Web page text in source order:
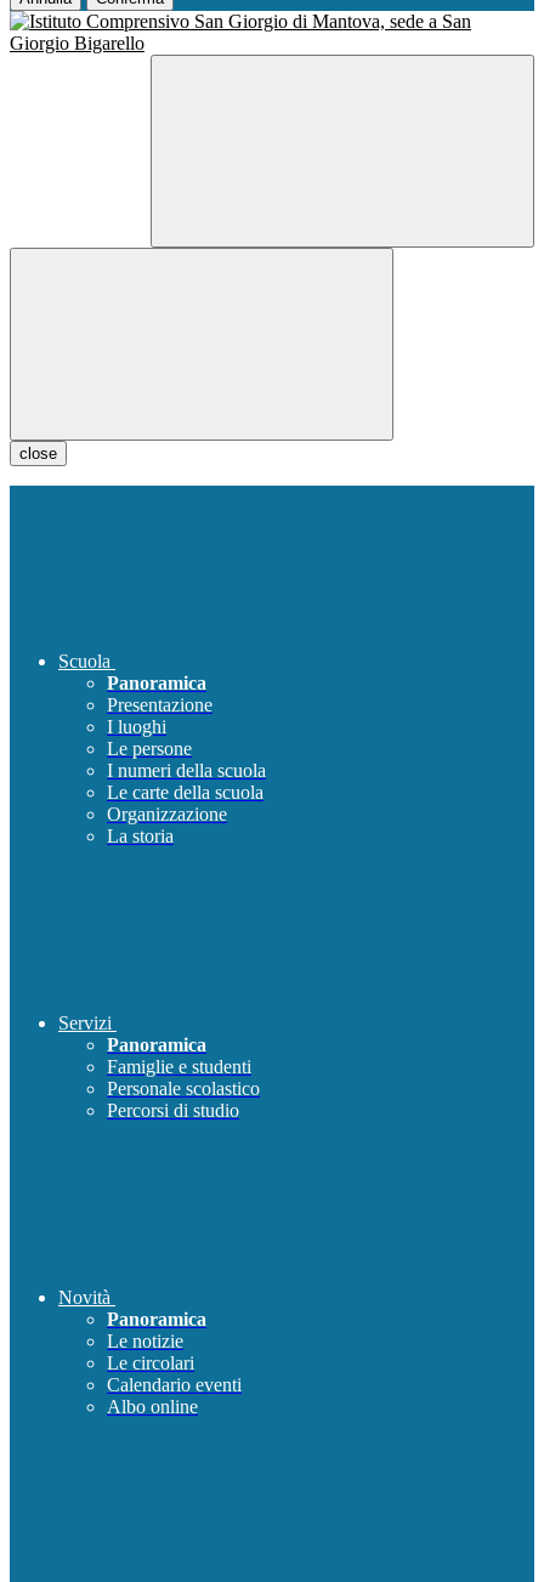
close
Scuola
Panoramica
Presentazione
I luoghi
Le persone
I numeri della scuola
Le carte della scuola
Organizzazione
La storia
Servizi
Panoramica
Famiglie e studenti
Personale scolastico
Percorsi di studio
Novità
Panoramica
Le notizie
Le circolari
Calendario eventi
Albo online